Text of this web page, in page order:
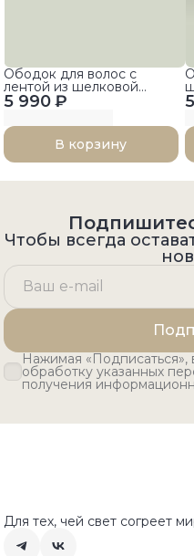
5 990 ₽
Ободок для волос с
лентой из шелковой
тафты
В корзину
Чтобы всегда
Нажимая «Подписаться»,
обработку указанных
получения
Для тех, чей свет согреет